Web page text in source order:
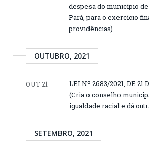
despesa do município
Pará, para o exercício
providências)
OUTUBRO, 2021
OUT 21
LEI Nº 2683/2021, DE 21
(Cria o conselho
igualdade racial e dá
SETEMBRO, 2021